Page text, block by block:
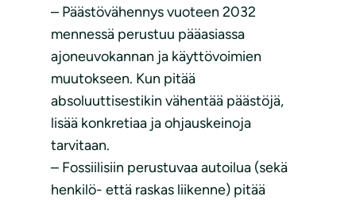
– Päästövähennys vuoteen 2032
mennessä perustuu pääasiassa
ajoneuvokannan ja käyttövoimien
muutokseen. Kun pitää
absoluuttisestikin vähentää päästöjä,
lisää konkretiaa ja ohjauskeinoja
tarvitaan.
– Fossiilisiin perustuvaa autoilua (sekä
henkilö- että raskas liikenne) pitää